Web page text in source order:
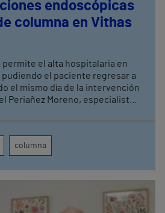
endoscópicas
columna en Vithas
el alta hospitalaria en
pudiendo el paciente regresar a
el mismo día de la intervención
Periañez Moreno, especialista
de actividad en el centro
columna